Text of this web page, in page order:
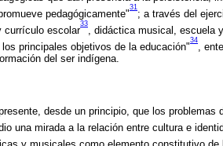
pedagógicamente"
31
; a través del
currículo escolar
33
, didáctica musical, escuela
principales objetivos de la educación"
34
,
del ser indígena.
desde un principio, que los
una mirada a la relación entre cultura e